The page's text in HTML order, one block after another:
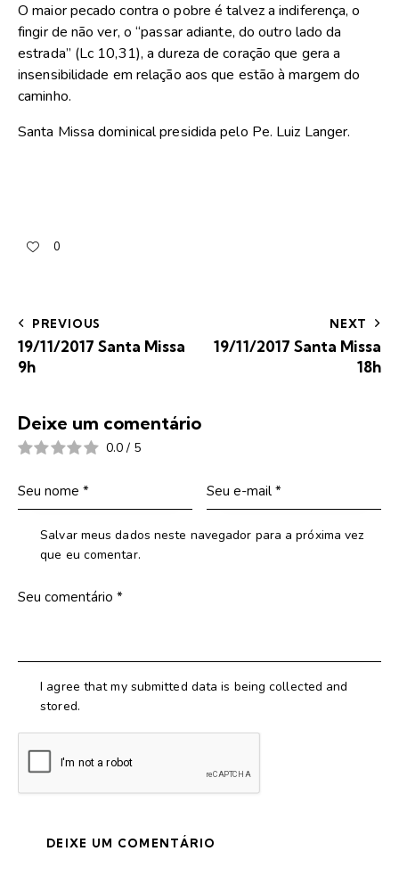
O maior pecado contra o pobre é talvez a indiferença, o
fingir de não ver, o “passar adiante, do outro lado da
estrada” (Lc 10,31), a dureza de coração que gera a
insensibilidade em relação aos que estão à margem do
caminho.
Santa Missa dominical presidida pelo Pe. Luiz Langer.
0
PREVIOUS
19/11/2017 Santa Missa
9h
NEXT
19/11/2017 Santa Missa
18h
Deixe um comentário
0.0 / 5
Salvar meus dados neste navegador para a próxima vez
que eu comentar.
I agree that my submitted data is being collected and
stored.